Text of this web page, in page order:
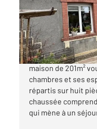
Maison à vendre
164
Nichée au cœur de
maison de 201m²
chambres et ses
répartis sur huit
chaussée
qui mène à un